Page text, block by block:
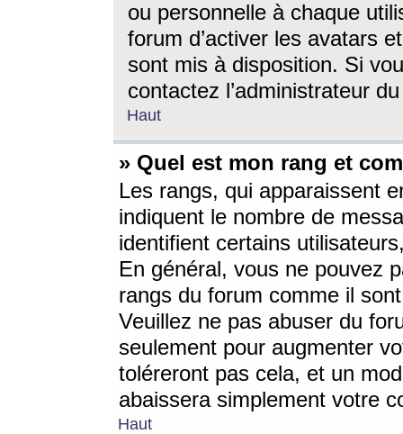
ou personnelle à chaque
forum d’activer les avatars
sont mis à disposition. Si
contactez l’administrateur
Haut
» Quel est mon rang et
Les rangs, qui apparaissent
indiquent le nombre de
identifient certains
En général, vous ne pouvez
rangs du forum comme il
Veuillez ne pas abuser du
seulement pour augmenter
toléreront pas cela, et un
abaissera simplement votre
Haut